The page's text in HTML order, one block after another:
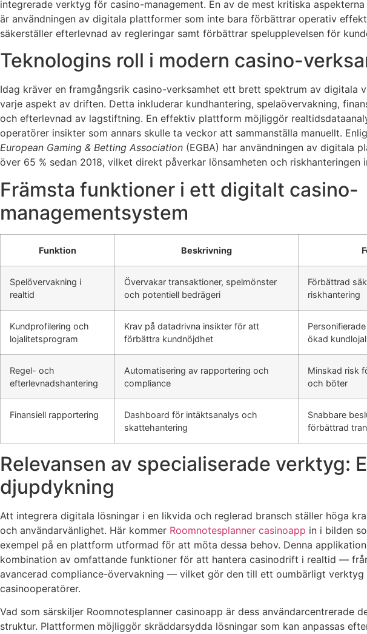
integrerade verktyg för casino-management. En av de mest kritiska
är användningen av digitala plattformer som inte bara förbättrar operativ
säkerställer efterlevnad av regleringar samt förbättrar spelupplevelsen för
Teknologins roll i modern casino-
Idag kräver en framgångsrik casino-verksamhet ett brett spektrum av digitala
varje aspekt av driften. Detta inkluderar kundhantering, spelaövervakning,
och efterlevnad av lagstiftning. En effektiv plattform möjliggör
operatörer insikter som annars skulle ta veckor att sammanställa manuellt.
European Gaming & Betting Association (EGBA) har användningen av digitala
över 65 % sedan 2018, vilket direkt påverkar lönsamheten och riskhanteringen
Främsta funktioner i ett digitalt casino-
managementsystem
Funktion Beskrivning
Spelövervakning i
realtid
Övervakar transaktioner, spelmönster
och potentiell bedrägeri
Förbättrad
riskhantering
Kundprofilering och
lojalitetsprogram
Krav på datadrivna insikter för att
förbättra kundnöjdhet
ökad
Regel- och
efterlevnadshantering
Automatisering av rapportering och
compliance
Minskad risk
och böter
Finansiell rapportering
Dashboard för intäktsanalys och
skattehantering
Snabbare
förbättrad
Relevansen av specialiserade verktyg:
djupdykning
Att integrera digitala lösningar i en likvida och reglerad bransch ställer höga
och användarvänlighet. Här kommer Roomnotesplanner casinoapp in i bilden
exempel på en plattform utformad för att möta dessa behov. Denna
kombination av omfattande funktioner för att hantera casinodrift i realtid —
avancerad compliance-övervakning — vilket gör den till ett oumbärligt verktyg
casinooperatörer.
Vad som särskiljer Roomnotesplanner casinoapp är dess användarcentrerade
struktur. Plattformen möjliggör skräddarsydda lösningar som kan anpassas